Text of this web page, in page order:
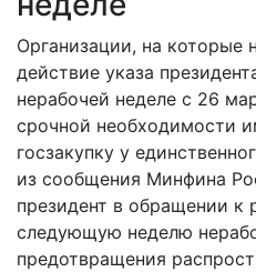
30.03.2020
Организации, на которые
действие указа
нерабочей неделе с 26
срочной необходимости
госзакупку у
из сообщения Минфина
президент в обращении к
следующую неделю
предотвращения